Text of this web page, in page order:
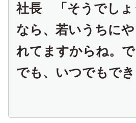
社長 「そうでしょ
なら、若いうちに
れてますからね。
でも、いつでもでき